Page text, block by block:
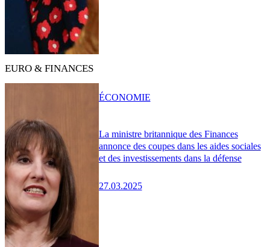
EURO & FINANCES
La ministre britannique des Finances
annonce des coupes dans les aides sociales
et des investissements dans la défense
27.03.2025
ÉCONOMIE